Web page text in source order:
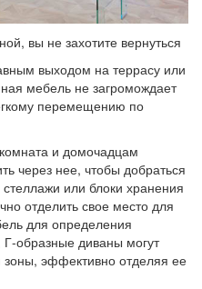
вы не захотите вернуться
выходом на террасу или
мебель не загромождает
перемещению по
и домочадцам
через нее, чтобы добраться
или блоки хранения
отделить свое место для
для определения
образные диваны могут
эффективно отделяя ее